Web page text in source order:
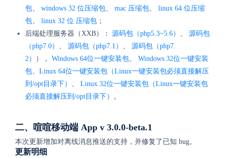
包、 windows 32 位压缩包、 mac 压缩包、 linux 64 位压缩
包、 linux 32 位 压缩包 ；
后端处理服务器（XXB）： 源码包（php5.3~5.6） 、 源码包
（php7.0） 、 源码包（php7.1） 、 源码包（php7.
2）
）， Windows 64位一键安装包、 Windows 32位一键安装
包、 Linux 64位一键安装包（Linux一键安装包必须直接解压
到/opt目录下） 、 Linux 32位一键安装包（Linux一键安装包
必须直接解压到/opt目录下） 。
二、喧喧移动端 App v 3.0.0-beta.1
本次更新增加对离线消息推送的支持，并修复了已知 bug。
更新明细